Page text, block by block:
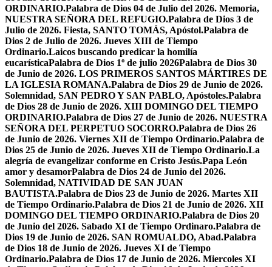
ORDINARIO.Palabra de Dios 04 de Julio del 2026. Memoria,
NUESTRA SEÑORA DEL REFUGIO.Palabra de Dios 3 de
Julio de 2026. Fiesta, SANTO TOMÁS, Apóstol.Palabra de
Dios 2 de Julio de 2026. Jueves XIII de Tiempo
Ordinario.Laicos buscando predicar la homilía
eucarísticaPalabra de Dios 1º de julio 2026Palabra de Dios 30
de Junio de 2026. LOS PRIMEROS SANTOS MÁRTIRES DE
LA IGLESIA ROMANA.Palabra de Dios 29 de Junio de 2026.
Solemnidad, SAN PEDRO Y SAN PABLO, Apóstoles.Palabra
de Dios 28 de Junio de 2026. XIII DOMINGO DEL TIEMPO
ORDINARIO.Palabra de Dios 27 de Junio de 2026. NUESTRA
SEÑORA DEL PERPETUO SOCORRO.Palabra de Dios 26
de Junio de 2026. Viernes XII de Tiempo Ordinario.Palabra de
Dios 25 de Junio de 2026. Jueves XII de Tiempo Ordinario.La
alegría de evangelizar conforme en Cristo Jesús.Papa León
amor y desamorPalabra de Dios 24 de Junio del 2026.
Solemnidad, NATIVIDAD DE SAN JUAN
BAUTISTA.Palabra de Dios 23 de Junio de 2026. Martes XII
de Tiempo Ordinario.Palabra de Dios 21 de Junio de 2026. XII
DOMINGO DEL TIEMPO ORDINARIO.Palabra de Dios 20
de Junio del 2026. Sabado XI de Tiempo Ordinaro.Palabra de
Dios 19 de Junio de 2026. SAN ROMUALDO, Abad.Palabra
de Dios 18 de Junio de 2026. Jueves XI de Tiempo
Ordinario.Palabra de Dios 17 de Junio de 2026. Miercoles XI